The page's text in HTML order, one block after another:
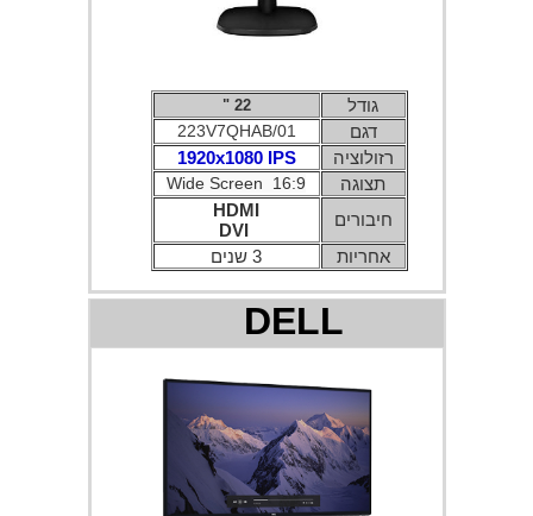
DELL
גודל 22 "
דגם 223V7QHAB/01
רזולוציה
1920x1080 IPS
תצוגה
Wide Screen 16:9
חיבורים
HDMI
אחריות
3 שנים